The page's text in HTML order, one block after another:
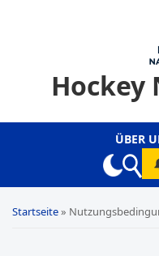
Hockey
ÜBER
Startseite»